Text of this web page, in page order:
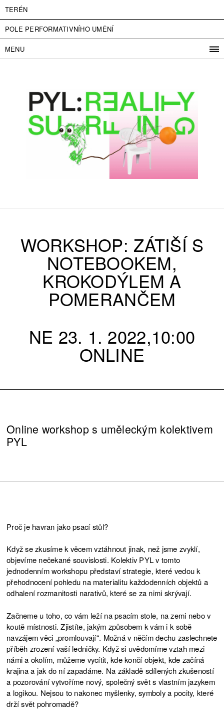
TERÉN
POLE PERFORMATIVNÍHO UMĚNÍ
MENU
KONTAKT
O NÁS
VSTUPNÉ
WORKSHOP: ZÁTIŠÍ S
NOTEBOOKEM,
KROKODÝLEM A
POMERANČEM
NE 23. 1. 2022,10:00
ONLINE
Online workshop s uměleckým kolektivem
PYL
Proč je havran jako psací stůl?
Když se zkusíme k věcem vztáhnout jinak, než jsme zvyklí,
objevíme nečekané souvislosti. Kolektiv PYL v tomto
jednodenním workshopu představí strategie, které vedou k
přehodnocení pohledu na materialitu každodenních objektů a
odhalení rozmanitosti narativů, které se za nimi skrývají.
Začneme u toho, co vám leží na psacím stole, na zemi nebo v
koutě místnosti. Zjistíte, jakým způsobem k vám i k sobě
navzájem věci „promlouvají“. Možná v něčím dechu zaslechnete
příběh zrození vaší ledničky. Když si uvědomíme vztah mezi
námi a okolím, můžeme vycítit, kde končí objekt, kde začíná
krajina a jak do ní zapadáme. Na základě sdílených zkušeností
a pozorování vytvoříme nový, společný svět s vlastním jazykem
a logikou. Nejsou to nakonec myšlenky, symboly a pocity, které
drží svět pohromadě?